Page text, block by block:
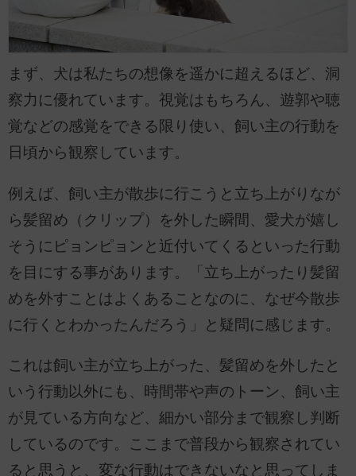
まず、犬は私たちの想像を遥かに超えるほど、洞
察力に優れています。視覚はもちろん、遊郭や聴
覚などの感覚をできる限り使い、飼い主の行動を
日頃から観察しています。
例えば、飼い主が散歩に行こうと立ち上がりなが
ら髪留め（クリップ）を外した瞬間、愛犬が嬉し
そうにピョンピョンと近付いてくるといった行動
を目にする事があります。「立ち上がったり髪留
めを外すことはよくあることなのに、なぜ今散歩
に行くとわかったんだろう」と疑問に感じます。
これは飼い主が立ち上がった、髪留めを外したと
いう行動以外にも、時間帯や声のトーン、飼い主
が見ている方向など、細かい部分まで観察し判断
しているのです。ここまで普段から観察されてい
ると思うと、変な行動はできないなと思ってしま